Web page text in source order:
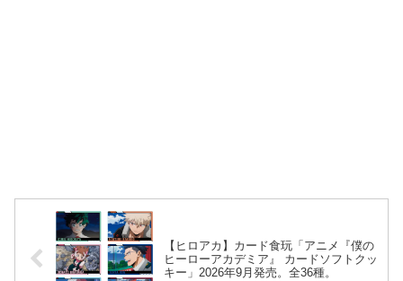
【ヒロアカ】カード食玩「アニメ『僕の
ヒーローアカデミア』 カードソフトクッ
キー」2026年9月発売。全36種。